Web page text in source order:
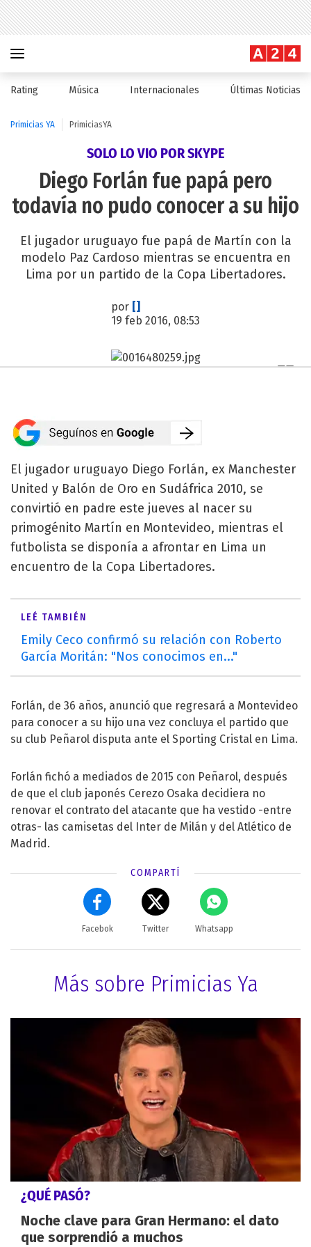
Rating Música Internacionales Últimas Noticias
Primicias YA PrimiciasYA
SOLO LO VIO POR SKYPE
Diego Forlán fue papá pero
todavía no pudo conocer a su hijo
El jugador uruguayo fue papá de Martín con la
modelo Paz Cardoso mientras se encuentra en
Lima por un partido de la Copa Libertadores.
por []
19 feb 2016, 08:53
El jugador uruguayo Diego Forlán, ex Manchester
United y Balón de Oro en Sudáfrica 2010, se
convirtió en padre este jueves al nacer su
primogénito Martín en Montevideo, mientras el
futbolista se disponía a afrontar en Lima un
encuentro de la Copa Libertadores.
LEÉ TAMBIÉN
Emily Ceco confirmó su relación con Roberto
García Moritán: "Nos conocimos en..."
Forlán, de 36 años, anunció que regresará a Montevideo
para conocer a su hijo una vez concluya el partido que
su club Peñarol disputa ante el Sporting Cristal en Lima.
Forlán fichó a mediados de 2015 con Peñarol, después
de que el club japonés Cerezo Osaka decidiera no
renovar el contrato del atacante que ha vestido -entre
otras- las camisetas del Inter de Milán y del Atlético de
Madrid.
COMPARTÍ
Facebok Twitter Whatsapp
Más sobre Primicias Ya
¿QUÉ PASÓ?
Noche clave para Gran Hermano: el dato
que sorprendió a muchos